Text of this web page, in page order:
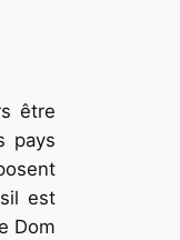
être
pays
est
Dom